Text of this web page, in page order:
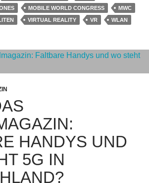
MOBILE WORLD CONGRESS
MWC
VIRTUAL REALITY VR WLAN
HANDYS UND
5G IN